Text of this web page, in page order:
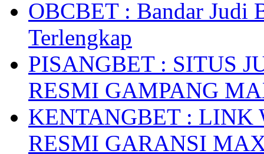
OBCBET : Bandar Judi
Terlengkap
PISANGBET : SITUS
RESMI GAMPANG
KENTANGBET : LINK
RESMI GARANSI